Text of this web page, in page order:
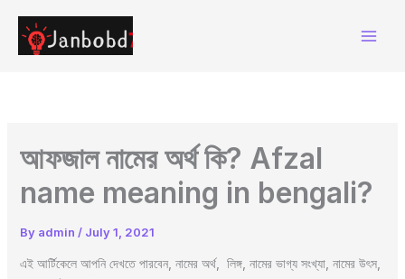
content
আফজাল নামের অর্থ কি? Afzal
name meaning in bengali?
By admin / July 1, 2021
এই আর্টিকেলে আপনি দেখতে পারবেন, নামের অর্থ, লিঙ্গ, নামের ভাগ্য সংখ্যা, নামের উৎস,